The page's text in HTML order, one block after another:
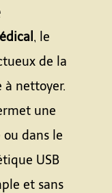
, le
de la
à nettoyer.
une
dans le
USB
et sans